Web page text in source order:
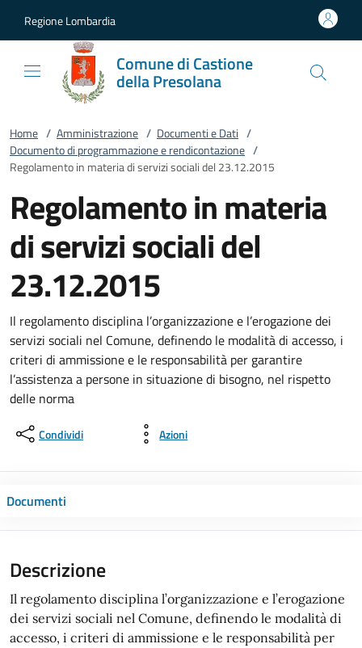
Regione Lombardia
Comune di Castione
della Presolana
Home / Amministrazione / Documenti e Dati /
Documento di programmazione e rendicontazione /
Regolamento in materia di servizi sociali del 23.12.2015
Regolamento in materia
di servizi sociali del
23.12.2015
Il regolamento disciplina l’organizzazione e l’erogazione dei
servizi sociali nel Comune, definendo le modalità di accesso, i
criteri di ammissione e le responsabilità per garantire
l’assistenza a persone in situazione di bisogno, nel rispetto
delle norma
Condividi Azioni
Documenti
Descrizione
Il regolamento disciplina l’organizzazione e l’erogazione
dei servizi sociali nel Comune, definendo le modalità di
accesso, i criteri di ammissione e le responsabilità per